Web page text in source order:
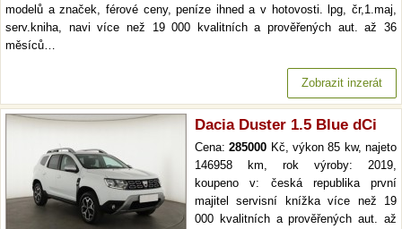
modelů a značek, férové ceny, peníze ihned a v hotovosti. lpg, čr,1.maj,
serv.kniha, navi více než 19 000 kvalitních a prověřených aut. až 36
měsíců…
Zobrazit inzerát
Dacia Duster 1.5 Blue dCi
Cena:285000 Kč, výkon 85 kw, najeto
146958 km, rok výroby: 2019,
koupeno v: česká republika první
majitel servisní knížka více než 19
000 kvalitních a prověřených aut. až